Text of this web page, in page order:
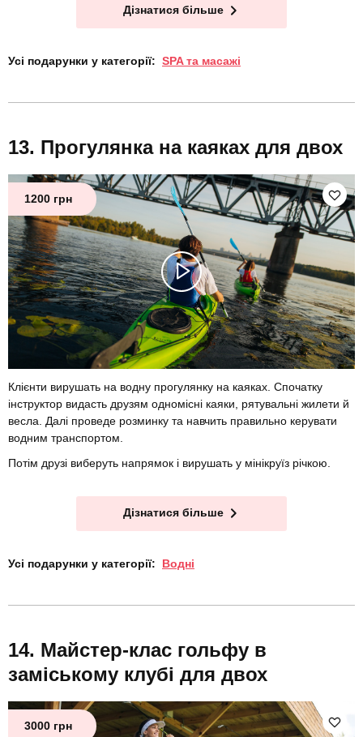
Дізнатися більше
Усі подарунки у категорії: SPA та масажі
Прогулянка на каяках для двох
1200 грн
Клієнти вирушать на водну прогулянку на каяках. Спочатку
інструктор видасть друзям одномісні каяки, рятувальні жилети й
весла. Далі проведе розминку та навчить правильно керувати
водним транспортом.
Потім друзі виберуть напрямок і вирушать у мінікруїз річкою.
Дізнатися більше
Усі подарунки у категорії: Водні
Майстер-клас гольфу в
заміському клубі для двох
3000 грн